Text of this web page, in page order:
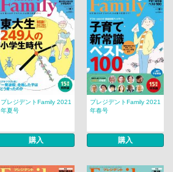
プレジデントFamily 2021
年夏号
購入
プレジデントFamily 2021
年春号
購入